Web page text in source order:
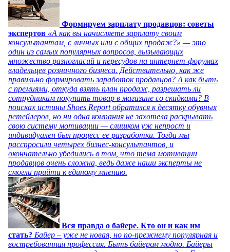
Формируем зарплату продавцов: советы
экспертов «А как вы начисляете зарплату своим
консультантам, с личных или с общих продаж?» — это
один из самых популярных вопросов, вызывающих
множество разногласий и пересудов на интернет-форумах
владельцев розничного бизнеса. Действительно, как же
правильно формировать заработок продавцов? А как быть
с премиями, откуда взять план продаж, разрешать ли
сотрудникам покупать товар в магазине со скидками? В
поисках истины Shoes Report обратился к десятку обувных
ретейлеров, но ни одна компания не захотела раскрывать
свою систему мотивации — слишком уж непрост и
индивидуален был процесс ее разработки. Тогда мы
расспросили четырех бизнес-консультантов, и
окончательно убедились в том, что тема мотивации
продавцов очень сложна, ведь даже наши эксперты не
смогли прийти к единому мнению.
Вся правда о байере. Кто он и как им
стать? Байер – уже не новая, но по-прежнему популярная и
востребованная профессия. Быть байером модно. Байеры